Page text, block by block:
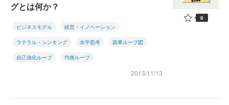
グとは何か？
ビジネスモデル 経営・イノベーション
ラテラル・シンキング 水平思考 因果ループ図
自己強化ループ 均衡ループ
2013/11/13
0